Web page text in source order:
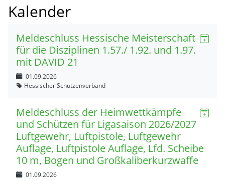
Kalender
Meldeschluss Hessische Meisterschaft
für die Disziplinen 1.57./ 1.92. und 1.97.
mit DAVID 21
01.09.2026
Hessischer Schützenverband
Meldeschluss der Heimwettkämpfe
und Schützen für Ligasaison 2026/2027
Luftgewehr, Luftpistole, Luftgewehr
Auflage, Luftpistole Auflage, Lfd. Scheibe
10 m, Bogen und Großkaliberkurzwaffe
01.09.2026